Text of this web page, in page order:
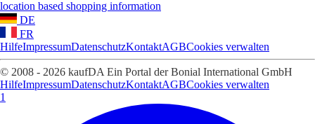
location based shopping information
DE
FR
HilfeImpressumDatenschutzKontaktAGBCookies verwalten
© 2008 - 2026 kaufDA Ein Portal der Bonial International GmbH
HilfeImpressumDatenschutzKontaktAGBCookies verwalten
1